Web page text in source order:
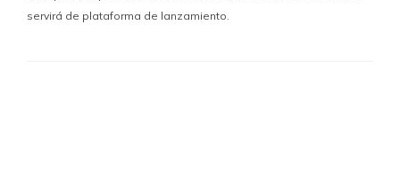
servirá de plataforma de lanzamiento.